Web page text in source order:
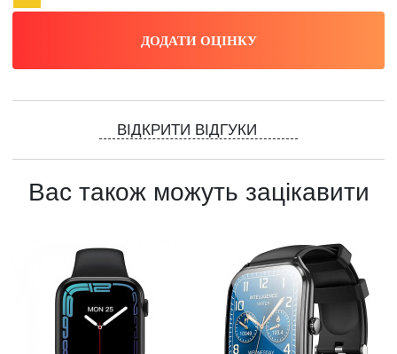
ВІДКРИТИ ВІДГУКИ
Вас також можуть зацікавити